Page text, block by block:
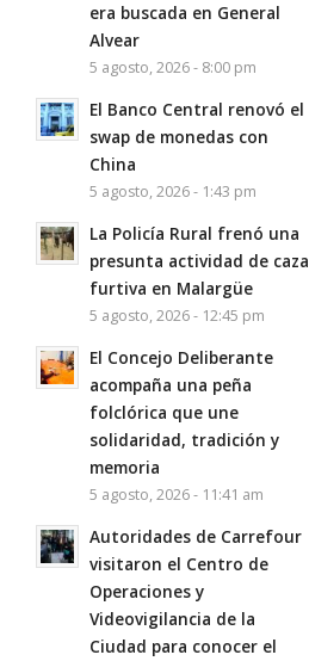
era buscada en General
Alvear
5 agosto, 2026 - 8:00 pm
El Banco Central renovó el
swap de monedas con
China
5 agosto, 2026 - 1:43 pm
La Policía Rural frenó una
presunta actividad de caza
furtiva en Malargüe
5 agosto, 2026 - 12:45 pm
El Concejo Deliberante
acompaña una peña
folclórica que une
solidaridad, tradición y
memoria
5 agosto, 2026 - 11:41 am
Autoridades de Carrefour
visitaron el Centro de
Operaciones y
Videovigilancia de la
Ciudad para conocer el